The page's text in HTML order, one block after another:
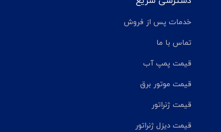
خدمات پس از فروش
تماس با ما
قیمت پمپ آب
قیمت موتور برق
قیمت ژنراتور
قیمت دیزل ژنراتور